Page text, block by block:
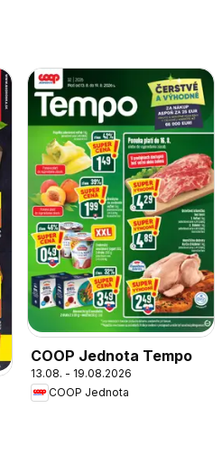
COOP Jednota Tempo
13.08. - 19.08.2026
COOP Jednota